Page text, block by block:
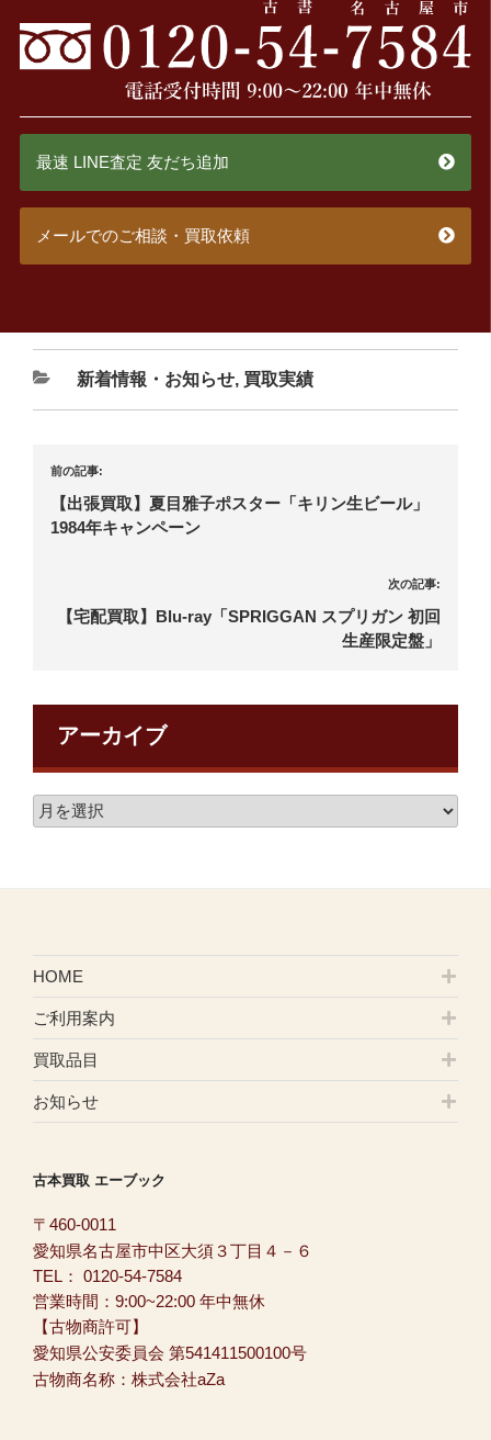
最速 LINE査定 友だち追加
メールでのご相談・買取依頼
新着情報・お知らせ, 買取実績
前の記事:
【出張買取】夏目雅子ポスター「キリン生ビール」
1984年キャンペーン
次の記事:
【宅配買取】Blu-ray「SPRIGGAN スプリガン 初回
生産限定盤」
アーカイブ
HOME
ご利用案内
買取品目
お知らせ
古本買取 エーブック
〒460-0011
愛知県名古屋市中区大須３丁目４－６
TEL： 0120-54-7584
営業時間：9:00~22:00 年中無休
【古物商許可】
愛知県公安委員会 第541411500100号
古物商名称：株式会社aZa